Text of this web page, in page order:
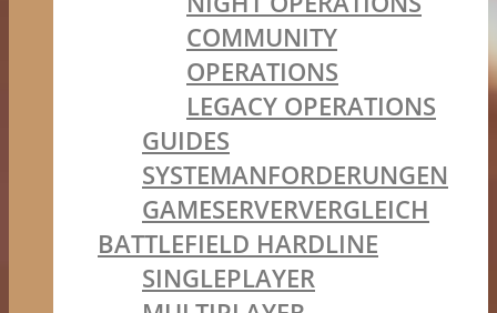
COMMUNITY
OPERATIONS
LEGACY OPERATIONS
GUIDES
SYSTEMANFORDERUNGEN
GAMESERVERVERGLEICH
BATTLEFIELD HARDLINE
SINGLEPLAYER